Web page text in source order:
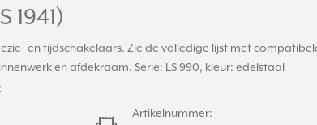
1941)
en tijdschakelaars. Zie de volledige lijst met
en afdekraam. Serie: LS 990, kleur: edelstaal
Artikelnummer: